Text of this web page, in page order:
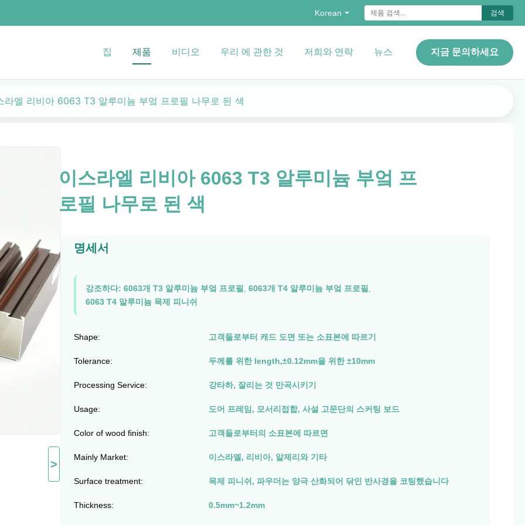
Korean 검색
집 제품 비디오 우리 에 관한 것 저희와 연락 뉴스 지금 문의하세요
라엘 리비아 6063 T3 알루미늄 부엌 프로필 나무로 된 색
>
이스라엘 리비아 6063 T3 알루미늄 부엌 프
로필 나무로 된 색
명세서
강조하다: 6063개 T3 알루미늄 부엌 프로필 6063개 T4 알루미늄 부엌 프로필
6063 T4 알루미늄 목제 피니쉬
Shape: 고객들로부터 캐드 도면 또는 소표본에 따르기
Tolerance: 두께를 위한 length,±0.12mm을 위한 ±10mm
Processing Service: 강타하, 잘리는 것 만곡시키기
Usage: 도어 프레임, 모서리접합, 사설 고문단의 스커팅 보드
Color of wood finish: 고객들로부터의 소표본에 따르면
Mainly Market: 이스라엘, 리비아, 알제리와 기타
Surface treatment: 목제 피니쉬, 파우더는 양극 산화되어 닦인 반사경을 코팅했습니다
Thickness: 0.5mm~1.2mm